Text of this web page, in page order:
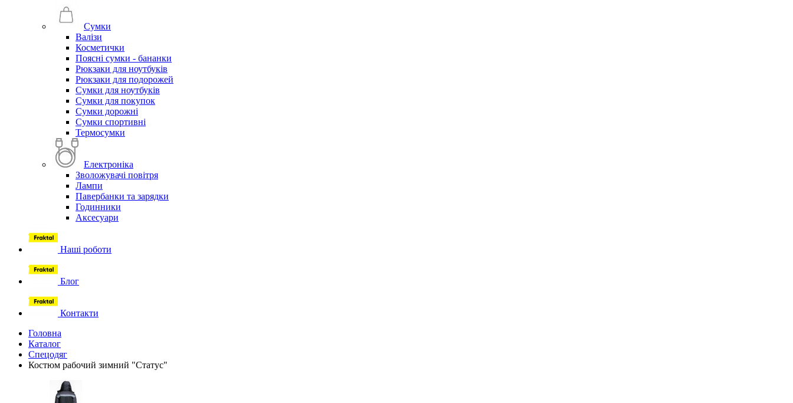
Сумки
Валізи
Косметички
Поясні сумки - бананки
Рюкзаки для ноутбуків
Рюкзаки для подорожей
Сумки для ноутбуків
Сумки для покупок
Сумки дорожні
Сумки спортивні
Термосумки
Електроніка
Зволожувачі повітря
Лампи
Павербанки та зарядки
Годинники
Аксесуари
Наші роботи
Блог
Контакти
Головна
Каталог
Спецодяг
Костюм рабочий зимний "Статус"